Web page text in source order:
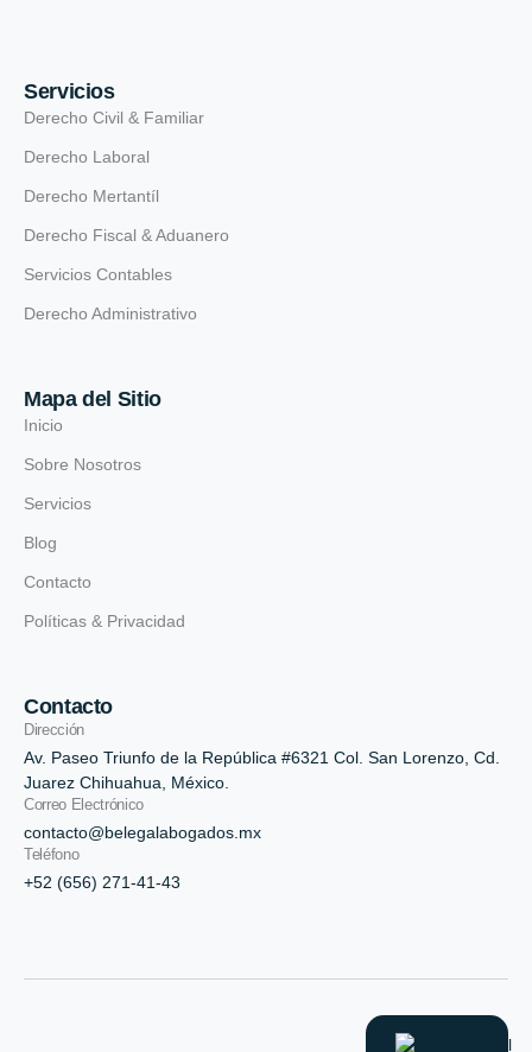
Servicios
Derecho Civil & Familiar
Derecho Laboral
Derecho Mertantíl
Derecho Fiscal & Aduanero
Servicios Contables
Derecho Administrativo
Mapa del Sitio
Inicio
Sobre Nosotros
Servicios
Blog
Contacto
Políticas & Privacidad
Contacto
Dirección
Av. Paseo Triunfo de la República #6321 Col. San Lorenzo, Cd.
Juarez Chihuahua, México.
Correo Electrónico
contacto@belegalabogados.mx
Teléfono
+52 (656) 271-41-43